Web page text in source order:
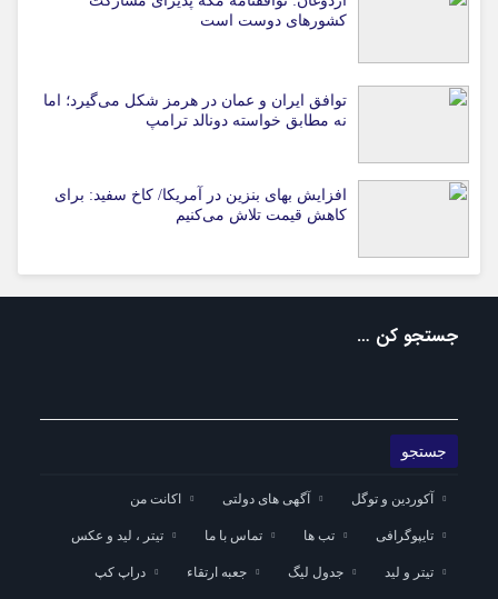
کشورهای دوست است
توافق ایران و عمان در هرمز شکل می‌گیرد؛ اما
نه مطابق خواسته دونالد ترامپ
افزایش بهای بنزین در آمریکا/ کاخ سفید: برای
کاهش قیمت تلاش می‌کنیم
جستجو کن …
آکوردین و توگل آگهی های دولتی اکانت من
تایپوگرافی تب ها تماس با ما تیتر ، لید و عکس
تیتر و لید جدول لیگ جعبه ارتقاء دراپ کپ